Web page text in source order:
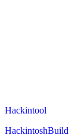
Hackintool
HackintoshBuild